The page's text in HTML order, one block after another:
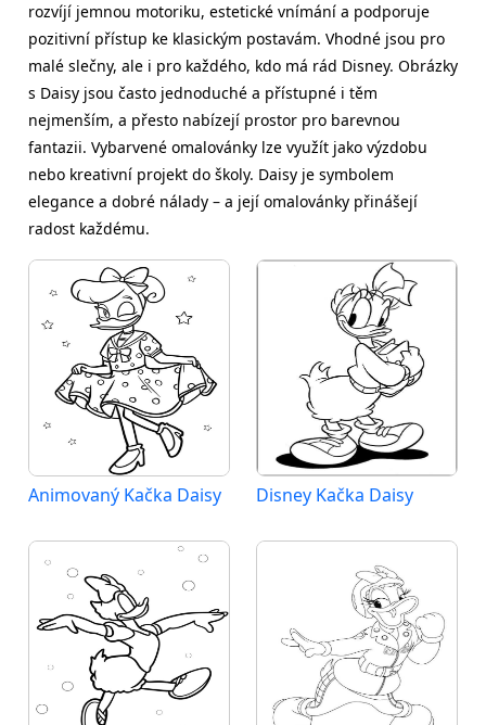
rozvíjí jemnou motoriku, estetické vnímání a podporuje
pozitivní přístup ke klasickým postavám. Vhodné jsou pro
malé slečny, ale i pro každého, kdo má rád Disney. Obrázky
s Daisy jsou často jednoduché a přístupné i těm
nejmenším, a přesto nabízejí prostor pro barevnou
fantazii. Vybarvené omalovánky lze využít jako výzdobu
nebo kreativní projekt do školy. Daisy je symbolem
elegance a dobré nálady – a její omalovánky přinášejí
radost každému.
Animovaný Kačka Daisy Disney Kačka Daisy